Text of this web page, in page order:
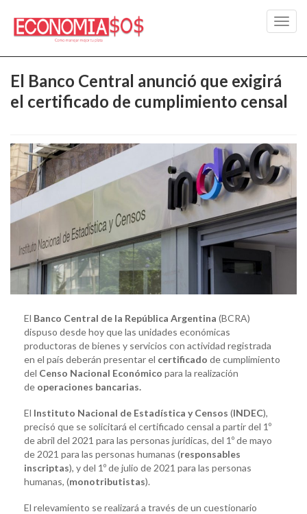
El Banco Central anunció que exigirá
el certificado de cumplimiento censal
El Banco Central de la República Argentina (BCRA)
dispuso desde hoy que las unidades económicas
productoras de bienes y servicios con actividad registrada
en el país deberán presentar el certificado de cumplimiento
del Censo Nacional Económico para la realización
de operaciones bancarias.
El Instituto Nacional de Estadística y Censos (INDEC),
precisó que se solicitará el certificado censal a partir del 1º
de abril del 2021 para las personas jurídicas, del 1º de mayo
de 2021 para las personas humanas (responsables
inscriptas), y del 1º de julio de 2021 para las personas
humanas, (monotributistas).
El relevamiento se realizará a través de un cuestionario